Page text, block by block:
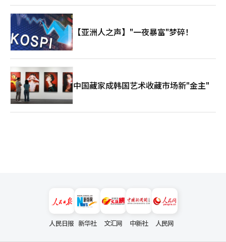
【亚洲人之声】"一夜暴富"梦碎！
中国藏家成韩国艺术收藏市场新"金主"
人民日报 新华社 文汇网 中新社 人民网